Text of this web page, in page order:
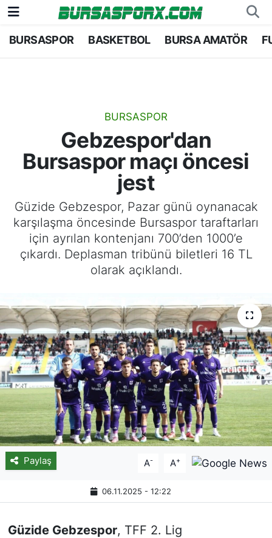
BURSASPOR BASKETBOL BURSA AMATÖR
BURSASPOR
Gebzespor'dan
Bursaspor maçı öncesi
jest
Güzide Gebzespor, Pazar günü oynanacak
karşılaşma öncesinde Bursaspor taraftarları
için ayrılan kontenjanı 700’den 1000’e
çıkardı. Deplasman tribünü biletleri 16 TL
olarak açıklandı.
Paylaş A- A+
06.11.2025 - 12:22
Güzide Gebzespor, TFF 2. Lig
Bursaspor
Bursa Amatör
Hentbol
Voleybol
Genel
Bursa Nöbetçi Eczaneler
Bursa Trafik Yoğunluk Haritası
TFF 1.Lig Puan Durumu ve Fikstür
Tüm Manşetler
Son Dakika Haberleri
Haber Arşivi